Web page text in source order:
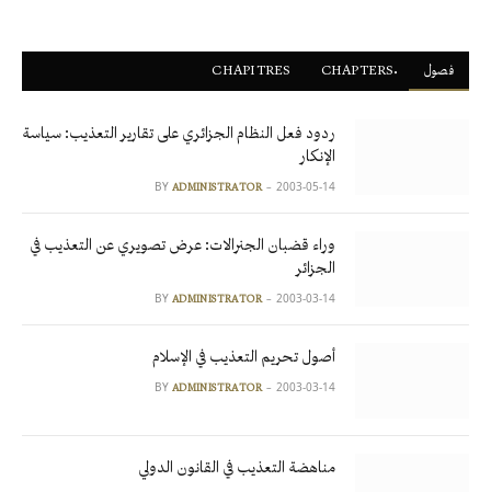
فصول CHAPITRES
ردود فعل النظام الجزائري على تقارير التعذيب: سياسة
الإنكار
BY ADMINISTRATOR 2003-05-14
وراء قضبان الجنرالات: عرض تصويري عن التعذيب في
الجزائر
BY ADMINISTRATOR 2003-03-14
أصول تحريم التعذيب في الإسلام
BY ADMINISTRATOR 2003-03-14
مناهضة التعذيب في القانون الدولي